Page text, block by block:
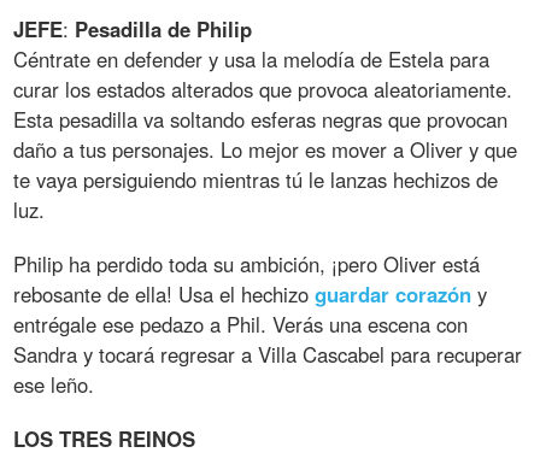
JEFE: Pesadilla de Philip
Céntrate en defender y usa la melodía de Estela para
curar los estados alterados que provoca aleatoriamente.
Esta pesadilla va soltando esferas negras que provocan
daño a tus personajes. Lo mejor es mover a Oliver y que
te vaya persiguiendo mientras tú le lanzas hechizos de
luz.
Philip ha perdido toda su ambición, ¡pero Oliver está
rebosante de ella! Usa el hechizoguardar corazón y
entrégale ese pedazo a Phil. Verás una escena con
Sandra y tocará regresar a Villa Cascabel para recuperar
ese leño.
LOS TRES REINOS